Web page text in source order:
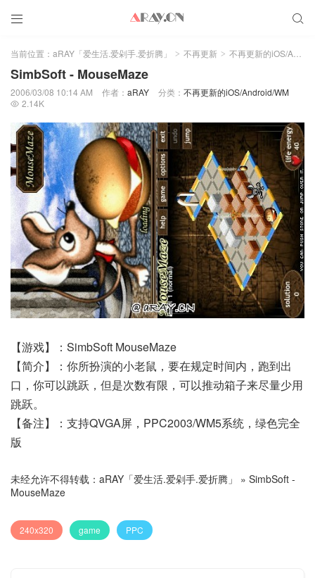
 
当前位置： aRAY「爱生活.爱剁手.爱折腾」 > 不再更新 > 不再更新的iOS/Android/WM
SimbSoft - MouseMaze
2006/03/08 10:14 AM 作者： aRAY 分类： 不再更新的iOS/Android/WM
 2.14K
【游戏】：SimbSoft MouseMaze
【简介】：你所扮演的小老鼠，要在规定时间内，跑到出
口，你可以跳跃，但是次数有限，可以推动箱子来尽量少用
跳跃。
【备注】：支持QVGA屏，PPC2003/WM5系统，绿色完全
版
未经允许不得转载： aRAY「爱生活.爱剁手.爱折腾」 » SimbSoft -
MouseMaze
240x320 game PPC